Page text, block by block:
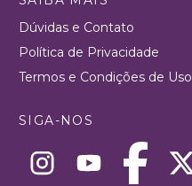
Dúvidas e Contato
Política de Privacidade
Termos e Condições de Uso
SIGA-NOS